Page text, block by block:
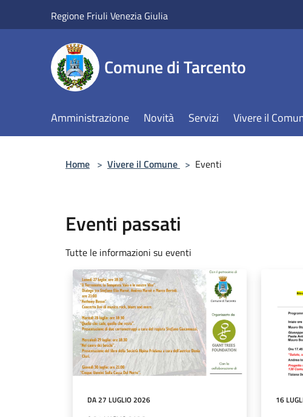
Regione Friuli Venezia Giulia
Comune di Tarcento
Amministrazione Novità Servizi Vivere il
Home > Vivere il Comune > Eventi
Eventi passati
Tutte le informazioni su eventi
DA 27 LUGLIO 2026
16